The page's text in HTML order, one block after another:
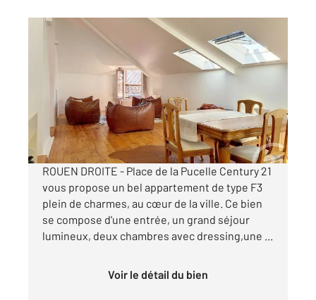
, 3 pièces
Ref : 34293
Appartement F3 à louer
931 €
par mois charges comprises
ROUEN DROITE - Place de la Pucelle Century 21
vous propose un bel appartement de type F3
plein de charmes, au cœur de la ville. Ce bien
se compose d'une entrée, un grand séjour
lumineux, deux chambres avec dressing,une ...
Voir le détail du bien